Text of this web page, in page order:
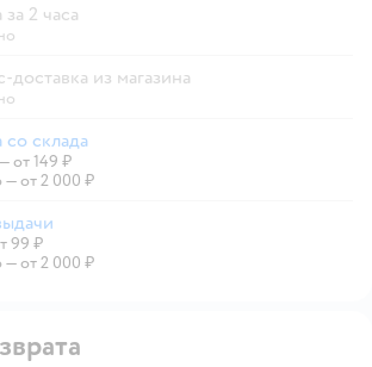
2 часа
доставка из магазина
со склада
—от 149 ₽
— от 2 000 ₽
99 ₽
— от 2 000 ₽